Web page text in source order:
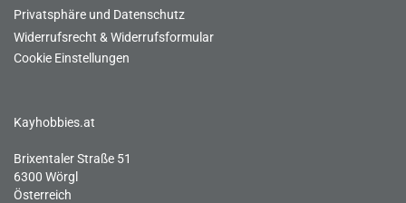
Privatsphäre und Datenschutz
Widerrufsrecht & Widerrufsformular
Cookie Einstellungen
Kayhobbies.at
Brixentaler Straße 51
6300 Wörgl
Österreich